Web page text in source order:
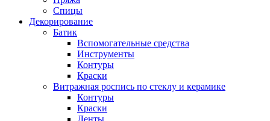
Спицы
Декорирование
Батик
Вспомогательные средства
Инструменты
Контуры
Краски
Витражная роспись по стеклу и керамике
Контуры
Краски
Ленты